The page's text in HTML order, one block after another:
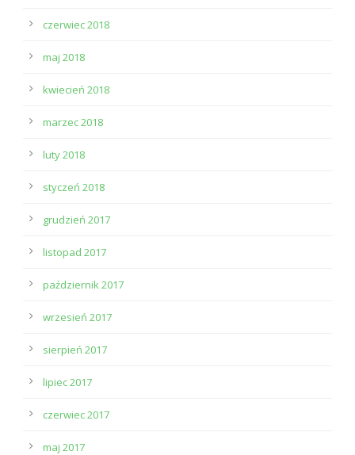
czerwiec 2018
maj 2018
kwiecień 2018
marzec 2018
luty 2018
styczeń 2018
grudzień 2017
listopad 2017
październik 2017
wrzesień 2017
sierpień 2017
lipiec 2017
czerwiec 2017
maj 2017